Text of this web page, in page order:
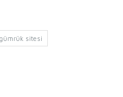
gümrük sitesi